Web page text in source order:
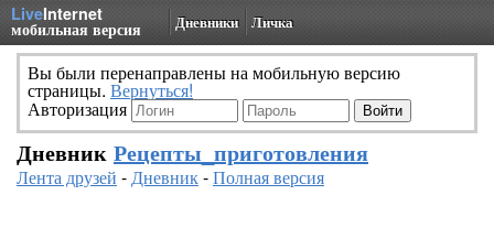
LiveInternet
мобильная версия Дневники Личка
Вы были перенаправлены на мобильную версию
страницы. Вернуться!
Авторизация
Дневник Рецепты_приготовления
Лента друзей -Дневник-Полная версия